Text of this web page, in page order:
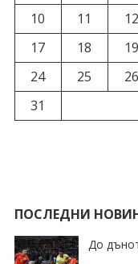
10
11 12
17
18 19
24
25 26
31
ПОСЛЕДНИ
До